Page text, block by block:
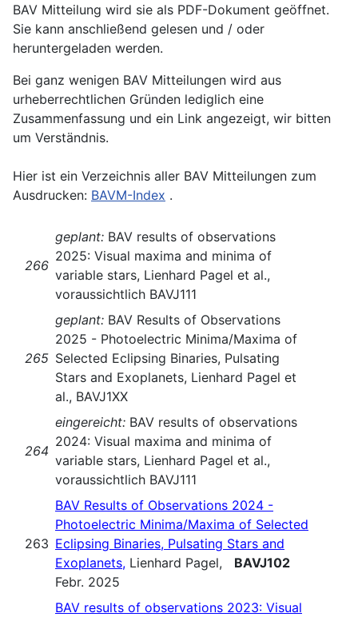
BAV Mitteilung wird sie als PDF-Dokument geöffnet.
Sie kann anschließend gelesen und / oder
heruntergeladen werden.
Bei ganz wenigen BAV Mitteilungen wird aus
urheberrechtlichen Gründen lediglich eine
Zusammenfassung und ein Link angezeigt, wir bitten
um Verständnis.
Hier ist ein Verzeichnis aller BAV Mitteilungen zum
Ausdrucken: BAVM-Index .
266
geplant: BAV results of observations
2025: Visual maxima and minima of
variable stars, Lienhard Pagel et al.,
voraussichtlich BAVJ111
265
geplant: BAV Results of Observations
2025 - Photoelectric Minima/Maxima of
Selected Eclipsing Binaries, Pulsating
Stars and Exoplanets, Lienhard Pagel et
al., BAVJ1XX
264
eingereicht: BAV results of observations
2024: Visual maxima and minima of
variable stars, Lienhard Pagel et al.,
voraussichtlich BAVJ111
263
BAV Results of Observations 2024 -
Photoelectric Minima/Maxima of Selected
Eclipsing Binaries, Pulsating Stars and
Exoplanets, Lienhard Pagel, BAVJ102
Febr. 2025
BAV results of observations 2023: Visual